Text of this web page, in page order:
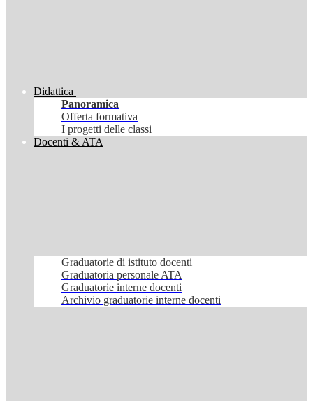
Didattica
Panoramica
Offerta formativa
I progetti delle classi
Docenti & ATA
Graduatorie di istituto docenti
Graduatoria personale ATA
Graduatorie interne docenti
Archivio graduatorie interne docenti